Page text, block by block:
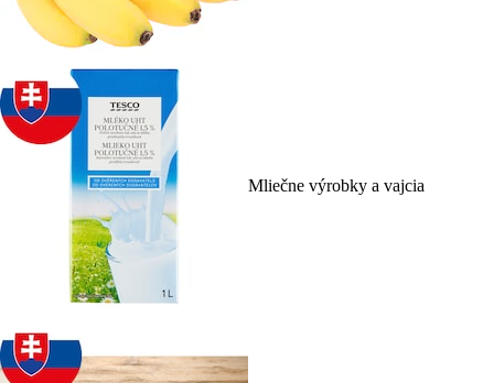
Mliečne výrobky a vajcia